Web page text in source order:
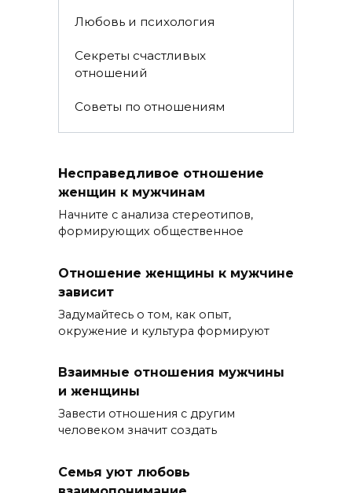
Любовь и психология
Секреты счастливых
отношений
Советы по отношениям
Несправедливое отношение
женщин к мужчинам
Начните с анализа стереотипов,
формирующих общественное
Отношение женщины к мужчине
зависит
Задумайтесь о том, как опыт,
окружение и культура формируют
Взаимные отношения мужчины
и женщины
Завести отношения с другим
человеком значит создать
Семья уют любовь